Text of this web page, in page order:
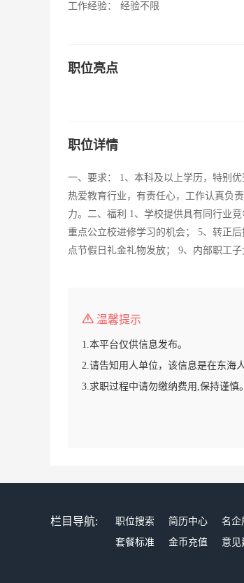
工作经验：
经验不限
职位亮点
职位详情
一、要求： 1、本科及以上学历，特别
热爱教育行业，有责任心，工作认真负
力。二、福利 1、学校提供具有同行业
重点公立校进修学习的机会； 5、转正
点节假日礼金礼物发放； 9、内部职工
温馨提示
1.本平台仅供信息发布。
2.请告知用人单位，该信息是在东海
3.求职过程中请勿缴纳费用,保持谨慎。
栏目导航: 职位搜索 简历中心 名企
套餐标准
金币充值 意见